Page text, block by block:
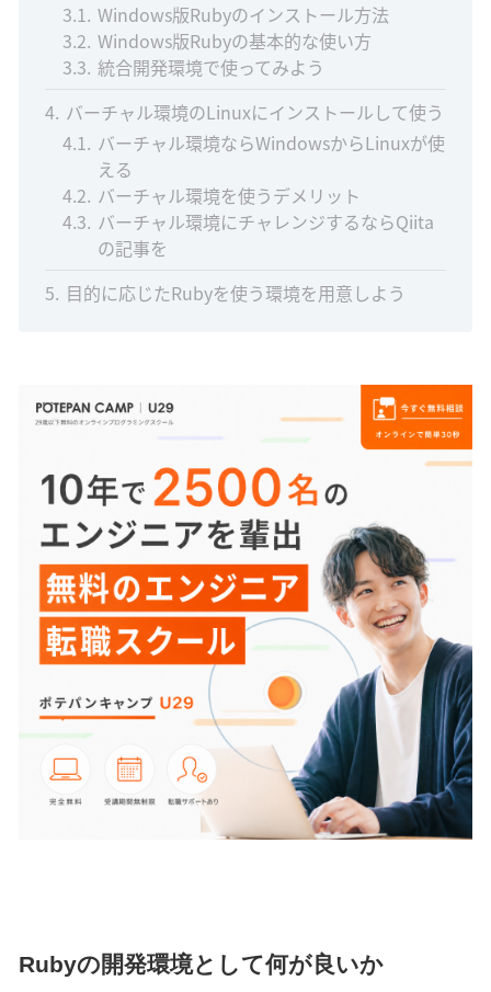
3.1 Windows版Rubyのインストール方法
3.2 Windows版Rubyの基本的な使い方
3.3 統合開発環境で使ってみよう
4 バーチャル環境のLinuxにインストールして使う
4.1 バーチャル環境ならWindowsからLinuxが使
える
4.2 バーチャル環境を使うデメリット
4.3 バーチャル環境にチャレンジするならQiita
の記事を
5 目的に応じたRubyを使う環境を用意しよう
Rubyの開発環境として何が良いか